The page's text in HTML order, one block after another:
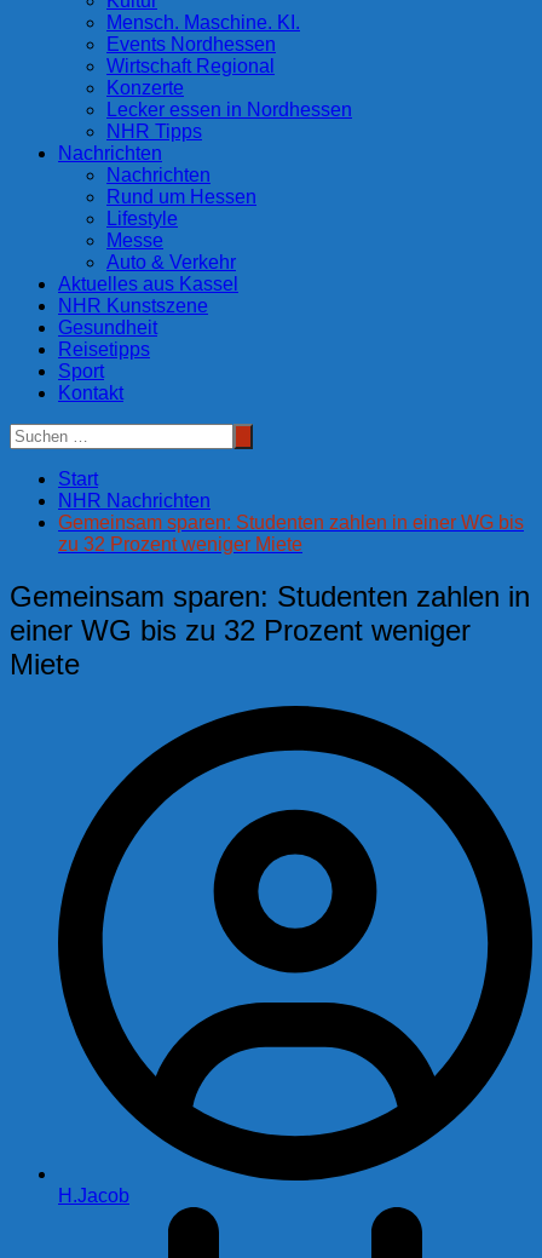
Mensch. Maschine. KI.
Events Nordhessen
Wirtschaft Regional
Konzerte
Lecker essen in Nordhessen
NHR Tipps
Nachrichten
Nachrichten
Rund um Hessen
Lifestyle
Messe
Auto & Verkehr
Aktuelles aus Kassel
NHR Kunstszene
Gesundheit
Reisetipps
Sport
Kontakt
Start
NHR Nachrichten
Gemeinsam sparen: Studenten zahlen in einer WG bis
zu 32 Prozent weniger Miete
Gemeinsam sparen: Studenten zahlen in
einer WG bis zu 32 Prozent weniger
Miete
H.Jacob